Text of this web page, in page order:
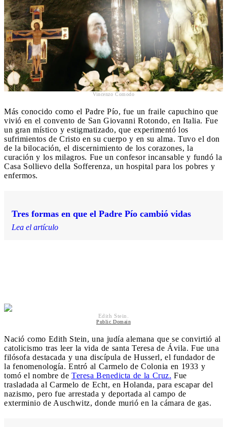
Vincenzo Comodo
Más conocido como el Padre Pío, fue un fraile capuchino que
vivió en el convento de San Giovanni Rotondo, en Italia. Fue
un gran místico y estigmatizado, que experimentó los
sufrimientos de Cristo en su cuerpo y en su alma. Tuvo el don
de la bilocación, el discernimiento de los corazones, la
curación y los milagros. Fue un confesor incansable y fundó la
Casa Sollievo della Sofferenza, un hospital para los pobres y
enfermos.
Tres formas en que el Padre Pío cambió vidas
Lea el artículo
Edith Stein.
Public Domain
Nació como Edith Stein, una judía alemana que se convirtió al
catolicismo tras leer la vida de santa Teresa de Ávila. Fue una
filósofa destacada y una discípula de Husserl, el fundador de
la fenomenología. Entró al Carmelo de Colonia en 1933 y
tomó el nombre de Teresa Benedicta de la Cruz. Fue
trasladada al Carmelo de Echt, en Holanda, para escapar del
nazismo, pero fue arrestada y deportada al campo de
exterminio de Auschwitz, donde murió en la cámara de gas.